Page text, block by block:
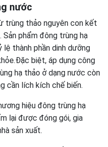
nước
trùng thảo nguyên con kết
phẩm đông trùng hạ
thành phần dinh dưỡng
biệt, áp dụng công
hạ thảo ở dạng nước còn
cần lích kích chế biến.
hiệu đông trùng hạ
lại được đóng gói, gia
sản xuất.